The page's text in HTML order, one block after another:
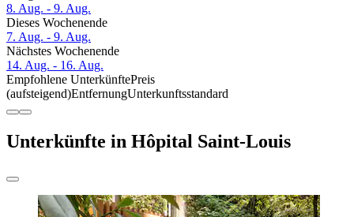
8. Aug. - 9. Aug.
Dieses Wochenende
7. Aug. - 9. Aug.
Nächstes Wochenende
14. Aug. - 16. Aug.
Empfohlene UnterkünftePreis
(aufsteigend)EntfernungUnterkunftsstandard
Unterkünfte in Hôpital Saint-Louis